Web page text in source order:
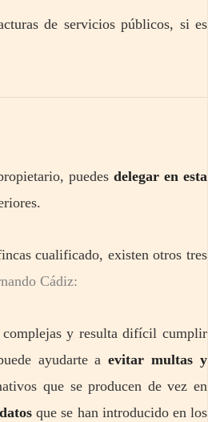
de servicios públicos, si es
puedes delegar en esta
cualificado, existen otros tres
Cádiz:
complejas y resulta difícil cumplir
ayudarte aevitar multas y
que se producen de vez en
que se han introducido en los